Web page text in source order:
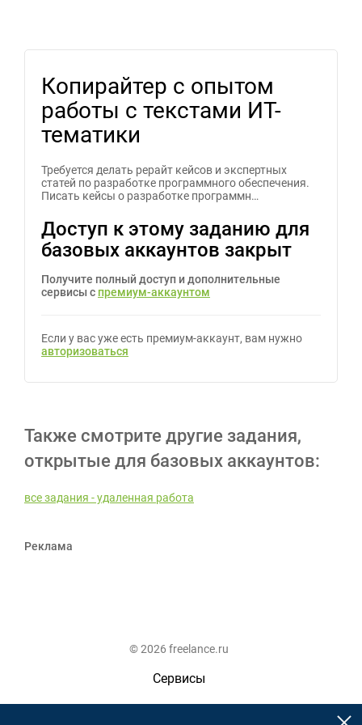
Копирайтер с опытом
работы с текстами ИТ-
тематики
Требуется делать рерайт кейсов и экспертных
статей по разработке программного обеспечения.
Писать кейсы о разработке программн…
Доступ к этому заданию для
базовых аккаунтов закрыт
Получите полный доступ и дополнительные
сервисы с премиум-аккаунтом
Если у вас уже есть премиум-аккаунт, вам нужно
авторизоваться
Также смотрите другие задания,
открытые для базовых аккаунтов:
все задания - удаленная работа
Реклама
© 2026 freelance.ru
Сервисы
Помощь